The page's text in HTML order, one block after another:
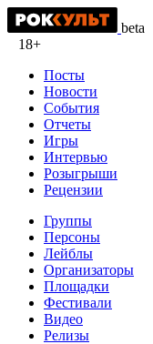
beta
18+
Посты
Новости
События
Отчеты
Игры
Интервью
Розыгрыши
Рецензии
Группы
Персоны
Лейблы
Организаторы
Площадки
Фестивали
Видео
Релизы